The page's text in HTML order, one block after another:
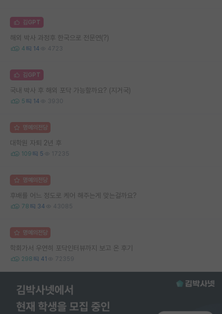
김GPT
해외 박사 과정후 한국으로 전문연(?)
4 14 4723
김GPT
국내 박사 후 해외 포닥 가능할까요? (지거국)
5 14 3930
명예의전당
대학원 자퇴 2년 후
109 5 17235
명예의전당
후배를 어느 정도로 케어 해주는게 맞는걸까요?
78 34 43085
명예의전당
학회가서 우연히 포닥인터뷰까지 보고 온 후기
298 41 72359